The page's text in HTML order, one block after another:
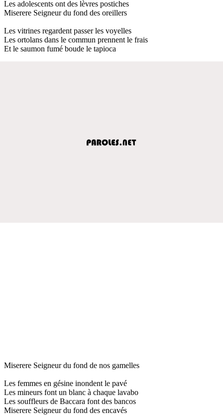
Les adolescents ont des lèvres postiches
Miserere Seigneur du fond des oreillers
Les vitrines regardent passer les voyelles
Les ortolans dans le commun prennent le frais
Et le saumon fumé boude le tapioca
Miserere Seigneur du fond de nos gamelles
Les femmes en gésine inondent le pavé
Les mineurs font un blanc à chaque lavabo
Les souffleurs de Baccara font des bancos
Miserere Seigneur du fond des encavés